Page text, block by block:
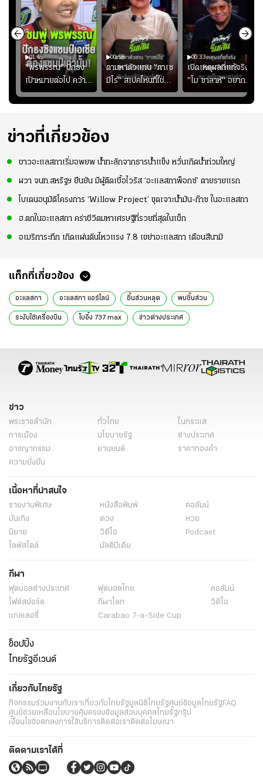
01:45
"พรพรรณ" ปักธง
เป้าหมายต่อไป คว้า
แชมป์ชิงแชมป์
เอเชีย เพื่อตั๋ว
00:58
ตามหาตัวแทน "กาเซ
มีโร่" สเปคไหนที่ใช่
สำหรับแมนยูยุค
"คาร์ริค 2.0"?
00:33
เปิดเหตุผลที่แท้จริงที่
"โม ซาลาห์" อยาก
ย้ายซบ "แทร็บซอนส
ปอร์"
ข่าวที่เกี่ยวข้อง
ชาวอะแลสกาเริ่มอพยพ น้ำทะลักจากธารน้ำแข็ง หวั่นเกิดน้ำท่วมใหญ่
ผวา จนท.สหรัฐฯ ยืนยัน มีผู้ติดเชื้อไวรัส ‘อะแลสกาพ็อกซ์’ ตายรายแรก
ไบเดนอนุมัติโครงการ ‘Willow Project’ ขุดเจาะน้ำมัน-ก๊าซ ในอะแลสกา
ฮ.ตกในอะแลสกา คร่าชีวิตมหาเศรษฐีที่รวยที่สุดในเช็ก
อเมริการะทึก เกิดแผ่นดินไหวแรง 7.8 เขย่าอะแลสกา เตือนสึนามิ
แท็กที่เกี่ยวข้อง
อะแลสกา อะแลสกา แอร์ไลน์ ชิ้นส่วนหลุด พบชิ้นส่วน
ระงับใช้เครื่องบิน โบอิ้ง 737 max ข่าวต่างประเทศ
ข่าว
พระราชสำนัก ทั่วไทย
ในกระแส
การเมือง
นโยบายรัฐ
ต่างประเทศ
อาชญากรรม
ยานยนต์
ราคาทองคำ
ความยั่งยืน
เนื้อหาที่น่าสนใจ
รายงานพิเศษ หนังสือพิมพ์
คอลัมน์
บันเทิง
ดวง
หวย
นิยาย
วิดีโอ
Podcast
ไลฟ์สไตล์
มัลติมีเดีย
กีฬา
ฟุตบอลต่่างประเทศ ฟุตบอลไทย
คอลัมน์
ไฟต์สปอร์ต
กีฬาโลก
วิดีโอ
แกลเลอรี่
Carabao 7-a-Side Cup
ช็อปปิ้ง
ไทยรัฐอีเวนต์
เกี่ยวกับไทยรัฐ
กิจกรรมร่วมงานกับเราเกี่ยวกับไทยรัฐมูลนิธิไทยรัฐศูนย์ข้อมูลไทยรัฐFAQ
ศูนย์ช่วยเหลือนโยบายคุ้มครองข้อมูลส่วนบุคคลไทยรัฐกรุ๊ป
เงื่อนไขข้อตกลงการใช้บริการติดต่อเราติดต่อโฆษณา
ติดตามเราได้ที่